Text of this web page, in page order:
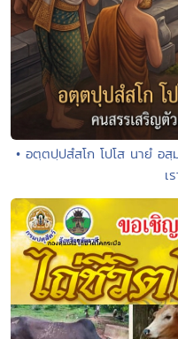
• อตฺตปฺปสํสโก โปโส นายํ อ
เ